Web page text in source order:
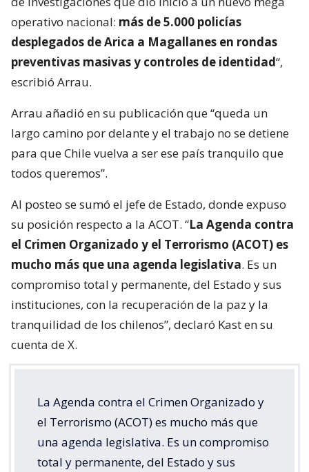
operativo nacional: más de 5.000 policías
desplegados de Arica a Magallanes en rondas
preventivas masivas y controles de identidad“,
escribió Arrau.
Arrau añadió en su publicación que “queda un
largo camino por delante y el trabajo no se detiene
para que Chile vuelva a ser ese país tranquilo que
todos queremos”.
Al posteo se sumó el jefe de Estado, donde expuso
su posición respecto a la ACOT. “La Agenda contra
el Crimen Organizado y el Terrorismo (ACOT) es
mucho más que una agenda legislativa. Es un
compromiso total y permanente, del Estado y sus
instituciones, con la recuperación de la paz y la
tranquilidad de los chilenos”, declaró Kast en su
cuenta de X.
La Agenda contra el Crimen Organizado y
el Terrorismo (ACOT) es mucho más que
una agenda legislativa. Es un compromiso
total y permanente, del Estado y sus